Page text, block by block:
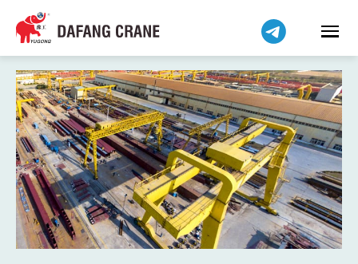
हिन्दी
Bahasa Indonesia
Bahasa Melayu
Tiếng Việt
简体中文
বাংলা
فارسی
Pilipino
Українська
Čeština